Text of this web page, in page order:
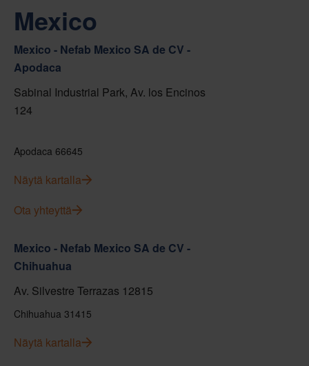
Mexico
Mexico - Nefab Mexico SA de CV -
Apodaca
Sabinal Industrial Park, Av. los Encinos
124
Apodaca 66645
Näytä kartalla
Ota yhteyttä
Mexico - Nefab Mexico SA de CV -
Chihuahua
Av. Silvestre Terrazas 12815
Chihuahua 31415
Näytä kartalla